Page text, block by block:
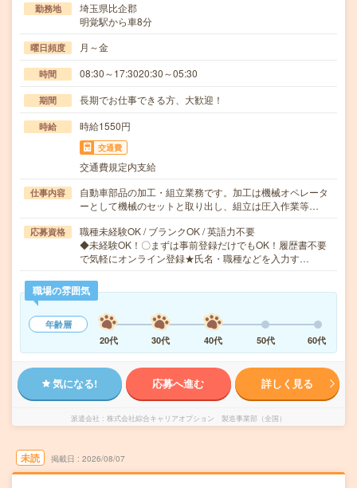
勤務地
埼玉県比企郡
明覚駅から車8分
曜日頻度 月～金
時間 08:30～17:3020:30～05:30
期間 長期でお仕事できる方、大歓迎！
時給 時給1550円
交通費
交通費規定内支給
仕事内容
自動車部品の加工・組立業務です。加工は機械オペレータ
ーとして機械のセットと取り出し、組立は圧入作業等…
応募資格
職種未経験OK / ブランクOK / 英語力不要
◆未経験OK！〇まずは事前登録だけでもOK！履歴書不要
で気軽にオンライン登録★氏名・職種などを入力す…
職場の雰囲気
年齢層
20代
30代 40代 50代 60代
気になる! 応募へ進む 詳しく見る
派遣会社 株式会社綜合キャリアオプション 製造事業部（全国）
未読 掲載日 2026/08/07